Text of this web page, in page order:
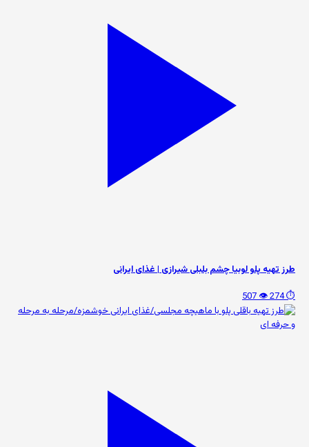
طرز تهیه پلو لوبیا چشم بلبلی شیرازی | غذای ایرانی
⏱️ 274
👁️ 507